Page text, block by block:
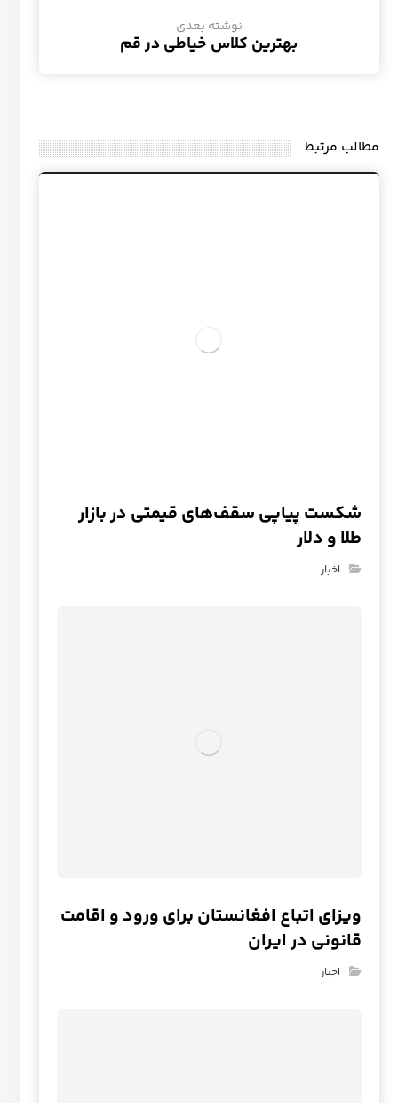
نوشته بعدی
بهترین کلاس خیاطی در قم
مطالب مرتبط
شکست پیاپی سقف‌های قیمتی در بازار
طلا و دلار
اخبار
ویزای اتباع افغانستان برای ورود و اقامت
قانونی در ایران
اخبار